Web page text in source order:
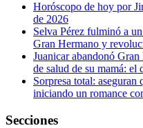
Horóscopo de hoy por
de 2026
Selva Pérez fulminó a
Gran Hermano y
Juanicar abandonó
de salud de su mamá: el
Sorpresa total:
iniciando un romance
Secciones